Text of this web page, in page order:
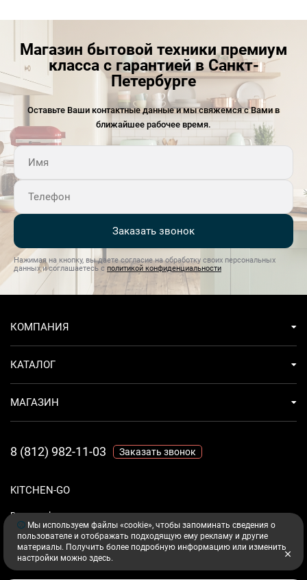
Магазин бытовой техники премиум
класса с гарантией в Санкт-
Петербурге
Оставьте Ваши контактные данные и мы свяжемся с Вами в
ближайшее рабочее время.
Заказать звонок
Нажимая на кнопку, вы даете согласие на обработку своих персональных
данных и соглашаетесь с политикой конфиденциальности
KITCHEN-GO
Ваш комфорт - дело техники.
КОМПАНИЯ
КАТАЛОГ
МАГАЗИН
8 (812) 982-11-03 Заказать звонок
Мы используем файлы «cookie», чтобы запоминать сведения о
пользователе и отображать подходящую ему рекламу и другие
материалы. Получить более подробную информацию или изменить
настройки можно здесь.